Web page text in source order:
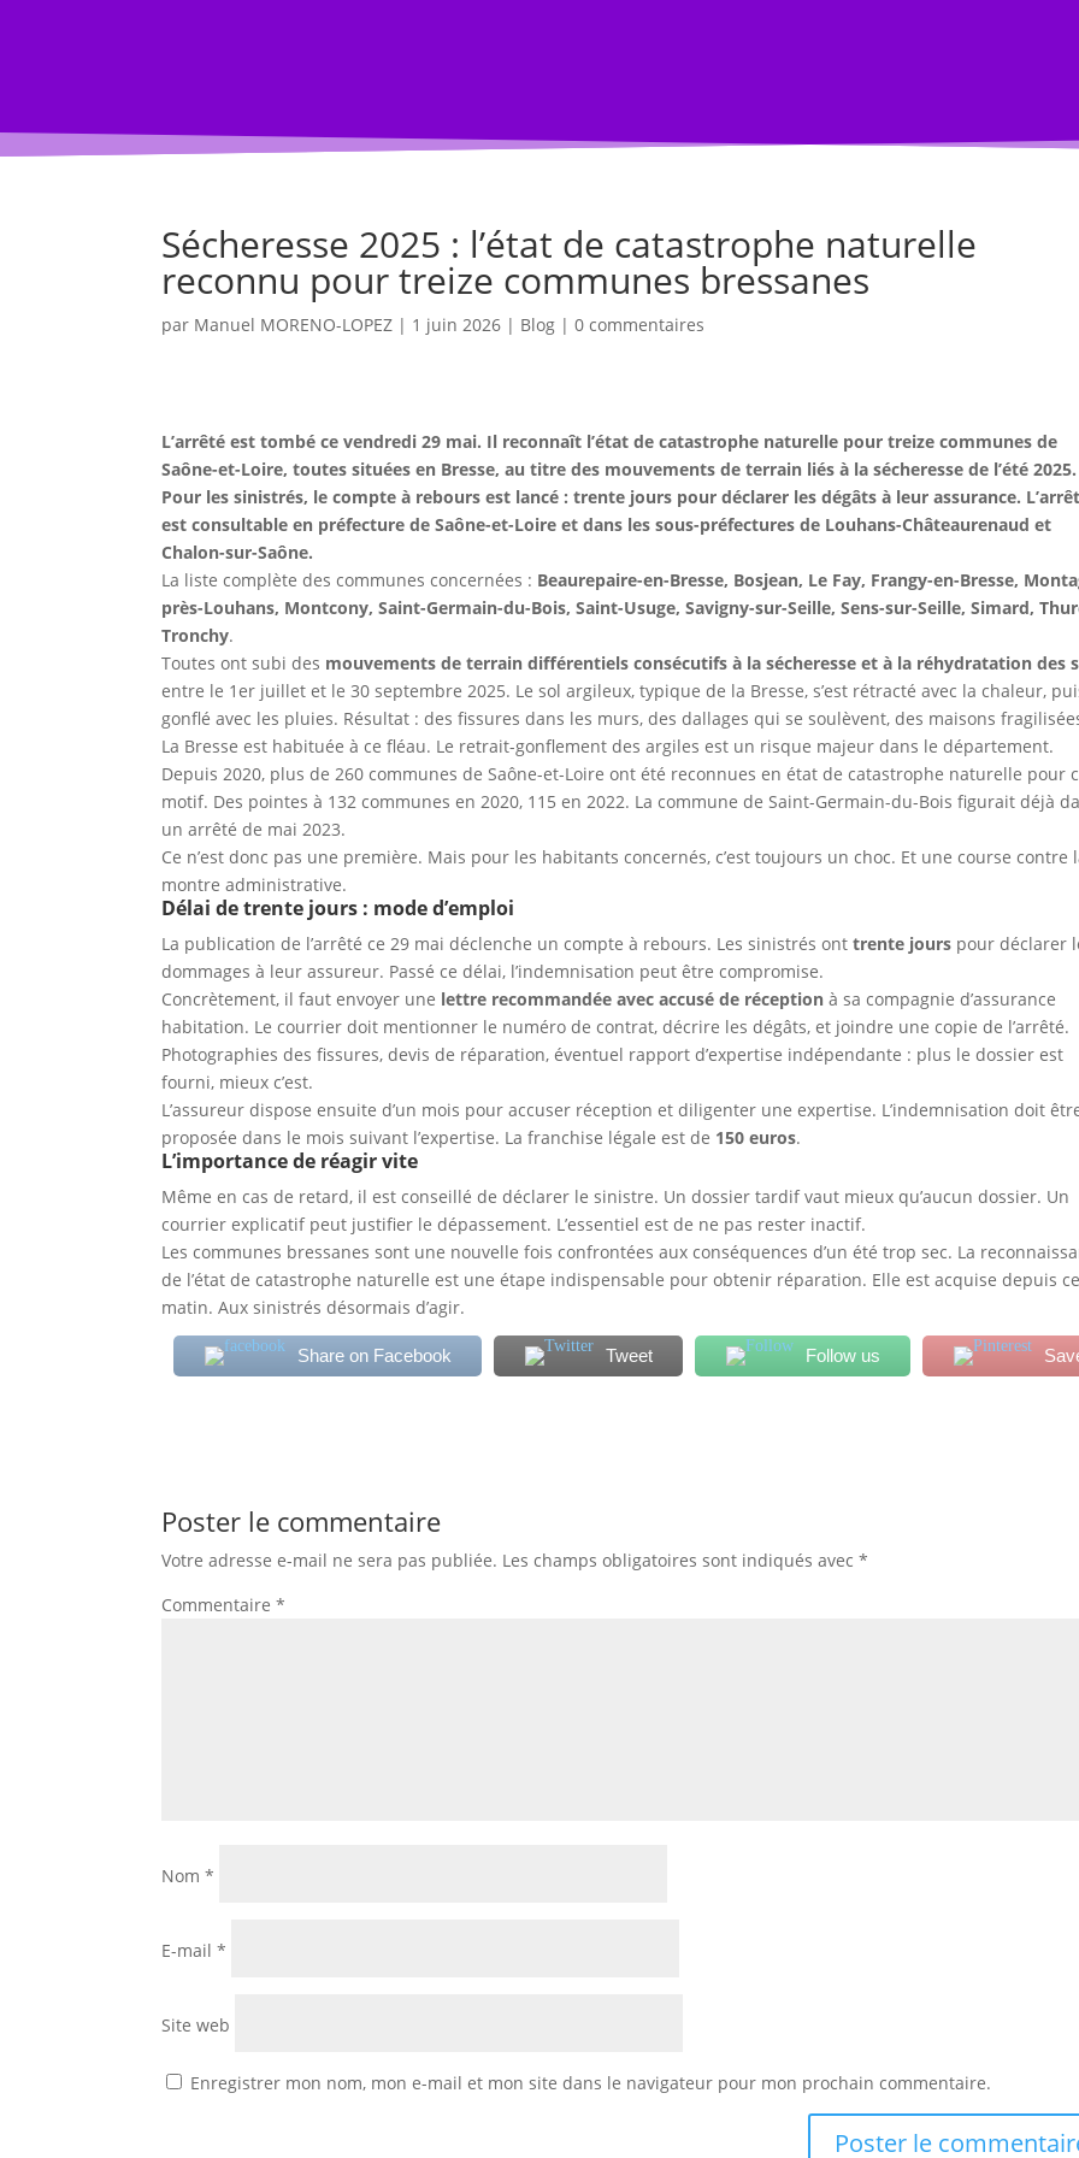
Sécheresse 2025 : l’état de catastrophe naturelle
reconnu pour treize communes bressanes
par Manuel MORENO-LOPEZ | 1 juin 2026 | Blog |0 commentaires
L’arrêté est tombé ce vendredi 29 mai. Il reconnaît l’état de catastrophe naturelle pour treize communes de
Saône-et-Loire, toutes situées en Bresse, au titre des mouvements de terrain liés à la sécheresse de l’été 2025.
Pour les sinistrés, le compte à rebours est lancé : trente jours pour déclarer les dégâts à leur assurance.
est consultable en préfecture de Saône-et-Loire et dans les sous-préfectures de Louhans-Châteaurenaud et
Chalon-sur-Saône.
La liste complète des communes concernées : Beaurepaire-en-Bresse, Bosjean, Le Fay, Frangy-en-Bresse,
près-Louhans, Montcony, Saint-Germain-du-Bois, Saint-Usuge, Savigny-sur-Seille, Sens-sur-Seille, Simard,
Tronchy.
Toutes ont subi des mouvements de terrain différentiels consécutifs à la sécheresse et à la réhydratation des
entre le 1er juillet et le 30 septembre 2025. Le sol argileux, typique de la Bresse, s’est rétracté avec la chaleur,
gonflé avec les pluies. Résultat : des fissures dans les murs, des dallages qui se soulèvent, des maisons
La Bresse est habituée à ce fléau. Le retrait-gonflement des argiles est un risque majeur dans le département.
Depuis 2020, plus de 260 communes de Saône-et-Loire ont été reconnues en état de catastrophe naturelle pour
motif. Des pointes à 132 communes en 2020, 115 en 2022. La commune de Saint-Germain-du-Bois figurait déjà
un arrêté de mai 2023.
Ce n’est donc pas une première. Mais pour les habitants concernés, c’est toujours un choc. Et une course contre
montre administrative.
Délai de trente jours : mode d’emploi
La publication de l’arrêté ce 29 mai déclenche un compte à rebours. Les sinistrés onttrente jours pour déclarer
dommages à leur assureur. Passé ce délai, l’indemnisation peut être compromise.
Concrètement, il faut envoyer une lettre recommandée avec accusé de réception à sa compagnie d’assurance
habitation. Le courrier doit mentionner le numéro de contrat, décrire les dégâts, et joindre une copie de l’arrêté.
Photographies des fissures, devis de réparation, éventuel rapport d’expertise indépendante : plus le dossier est
fourni, mieux c’est.
L’assureur dispose ensuite d’un mois pour accuser réception et diligenter une expertise. L’indemnisation doit
proposée dans le mois suivant l’expertise. La franchise légale est de 150 euros.
L’importance de réagir vite
Même en cas de retard, il est conseillé de déclarer le sinistre. Un dossier tardif vaut mieux qu’aucun dossier. Un
courrier explicatif peut justifier le dépassement. L’essentiel est de ne pas rester inactif.
Les communes bressanes sont une nouvelle fois confrontées aux conséquences d’un été trop sec. La
de l’état de catastrophe naturelle est une étape indispensable pour obtenir réparation. Elle est acquise depuis ce
matin. Aux sinistrés désormais d’agir.
Share on Facebook Tweet Follow us
Poster le commentaire
Votre adresse e-mail ne sera pas publiée. Les champs obligatoires sont indiqués avec*
Commentaire*
Nom*
E-mail*
Site web
Enregistrer mon nom, mon e-mail et mon site dans le navigateur pour mon prochain commentaire.